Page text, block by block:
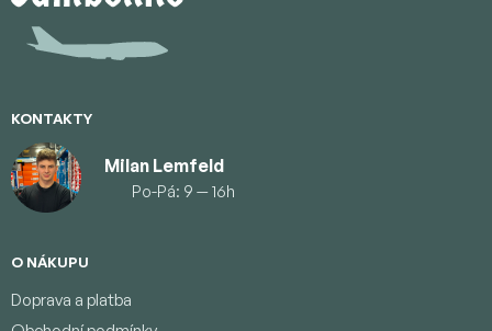
KONTAKTY
Milan Lemfeld
Po-Pá: 9 — 16h
O NÁKUPU
Doprava a platba